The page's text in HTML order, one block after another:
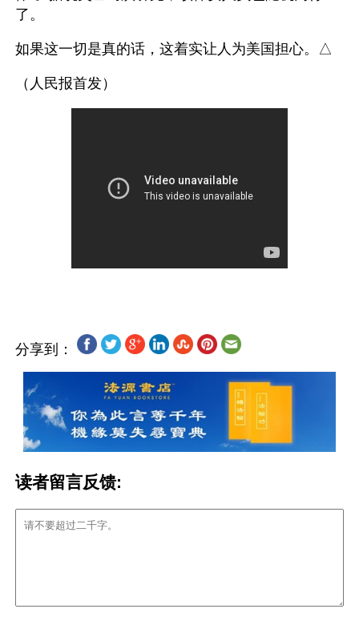
了。
如果这一切是真的话，这着实让人为美国担心。△
（人民报首发）
分享到：
读者留言反馈: